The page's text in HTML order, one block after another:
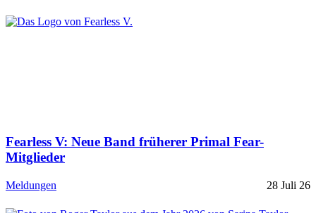
Fearless V: Neue Band früherer Primal Fear-
Mitglieder
Meldungen 28 Juli 26